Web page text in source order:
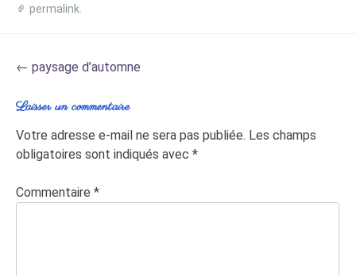
permalink
Post
← paysage d’automne
Laisser un commentaire
Votre adresse e-mail ne sera pas publiée. Les champs
obligatoires sont indiqués avec *
Commentaire *